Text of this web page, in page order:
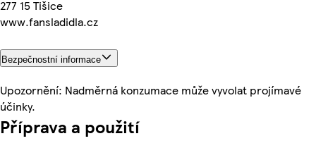
277 15 Tišice
www.fansladidla.cz
Bezpečnostní informace
Upozornění: Nadměrná konzumace může vyvolat projímavé
účinky.
Příprava a použití